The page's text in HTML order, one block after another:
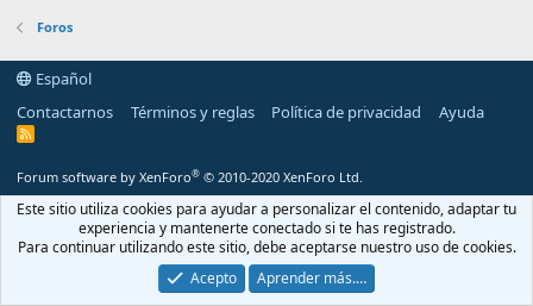
Foros
Español
Contactarnos
Términos y reglas Política de privacidad Ayuda
R
Forum software by XenForo® © 2010-2020 XenForo Ltd.
Este sitio utiliza cookies para ayudar a personalizar el contenido, adaptar tu
experiencia y mantenerte conectado si te has registrado.
Para continuar utilizando este sitio, debe aceptarse nuestro uso de cookies.
Acepto
Aprender más.…